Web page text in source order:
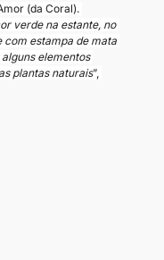
(da Coral).
verde na estante, no
com estampa de mata
elementos
plantas naturais”,